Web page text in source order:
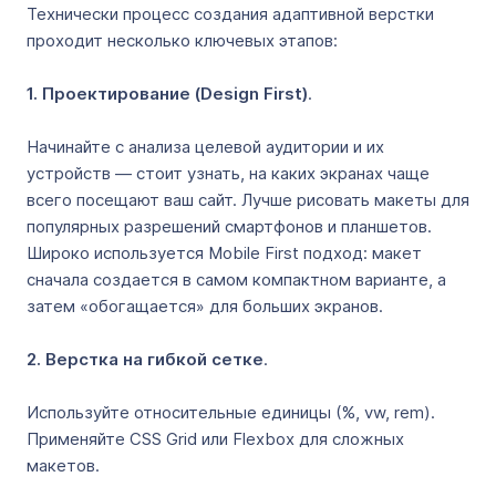
Технически процесс создания адаптивной верстки
проходит несколько ключевых этапов:
1. Проектирование (Design First).
Начинайте с анализа целевой аудитории и их
устройств — стоит узнать, на каких экранах чаще
всего посещают ваш сайт. Лучше рисовать макеты для
популярных разрешений смартфонов и планшетов.
Широко используется Mobile First подход: макет
сначала создается в самом компактном варианте, а
затем «обогащается» для больших экранов.
2. Верстка на гибкой сетке.
Используйте относительные единицы (%, vw, rem).
Применяйте CSS Grid или Flexbox для сложных
макетов.